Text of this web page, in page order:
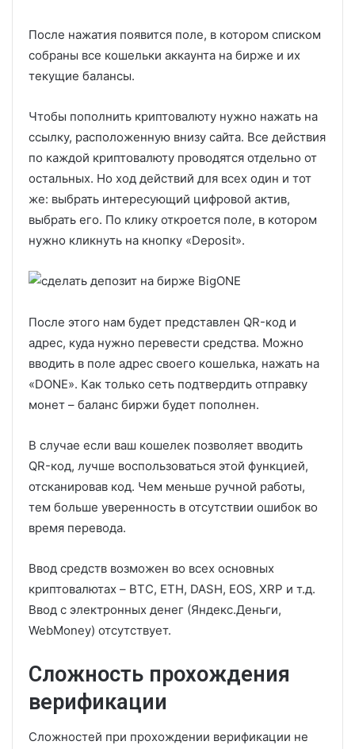
После нажатия появится поле, в котором списком
собраны все кошельки аккаунта на бирже и их
текущие балансы.
Чтобы пополнить криптовалюту нужно нажать на
ссылку, расположенную внизу сайта. Все действия
по каждой криптовалюту проводятся отдельно от
остальных. Но ход действий для всех один и тот
же: выбрать интересующий цифровой актив,
выбрать его. По клику откроется поле, в котором
нужно кликнуть на кнопку «Deposit».
После этого нам будет представлен QR-код и
адрес, куда нужно перевести средства. Можно
вводить в поле адрес своего кошелька, нажать на
«DONE». Как только сеть подтвердить отправку
монет – баланс биржи будет пополнен.
В случае если ваш кошелек позволяет вводить
QR-код, лучше воспользоваться этой функцией,
отсканировав код. Чем меньше ручной работы,
тем больше уверенность в отсутствии ошибок во
время перевода.
Ввод средств возможен во всех основных
криптовалютах – BTC, ETH, DASH, EOS, XRP и т.д.
Ввод с электронных денег (Яндекс.Деньги,
WebMoney) отсутствует.
Сложность прохождения
верификации
Сложностей при прохождении верификации не